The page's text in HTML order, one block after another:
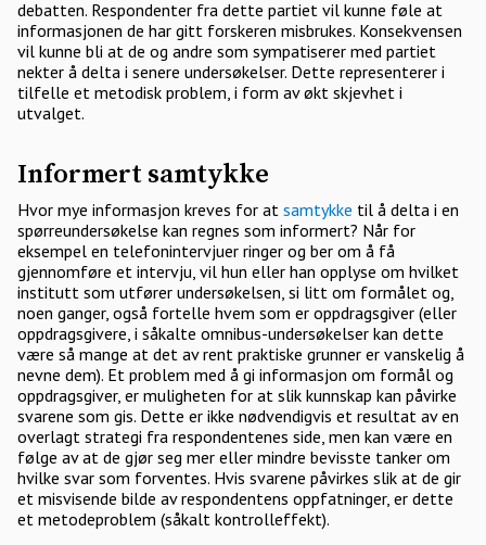
debatten. Respondenter fra dette partiet vil kunne føle at
informasjonen de har gitt forskeren misbrukes. Konsekvensen
vil kunne bli at de og andre som sympatiserer med partiet
nekter å delta i senere undersøkelser. Dette representerer i
tilfelle et metodisk problem, i form av økt skjevhet i
utvalget.
Informert samtykke
Hvor mye informasjon kreves for at samtykke til å delta i en
spørreundersøkelse kan regnes som informert? Når for
eksempel en telefonintervjuer ringer og ber om å få
gjennomføre et intervju, vil hun eller han opplyse om hvilket
institutt som utfører undersøkelsen, si litt om formålet og,
noen ganger, også fortelle hvem som er oppdragsgiver (eller
oppdragsgivere, i såkalte omnibus-undersøkelser kan dette
være så mange at det av rent praktiske grunner er vanskelig å
nevne dem). Et problem med å gi informasjon om formål og
oppdragsgiver, er muligheten for at slik kunnskap kan påvirke
svarene som gis. Dette er ikke nødvendigvis et resultat av en
overlagt strategi fra respondentenes side, men kan være en
følge av at de gjør seg mer eller mindre bevisste tanker om
hvilke svar som forventes. Hvis svarene påvirkes slik at de gir
et misvisende bilde av respondentens oppfatninger, er dette
et metodeproblem (såkalt kontrolleffekt).